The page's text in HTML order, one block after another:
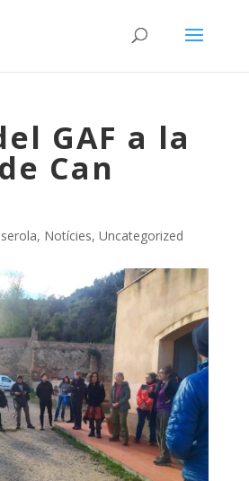
GAF a la
Can
, Notícies, Uncategorized